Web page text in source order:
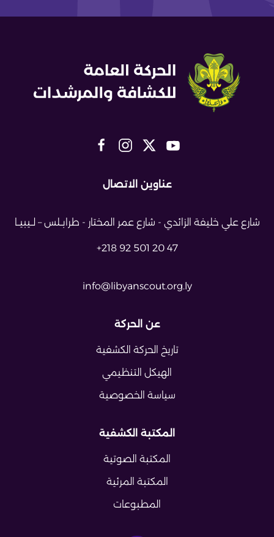
عناوين الاتصال
شارع علي خليفة الزائدي - شارع عمر المختار - طرابــلس – لــيبيــا
+218 92 501 20 47
info@libyanscout.org.ly
عن الحركة
تاريخ الحركة الكشفية
الهيكل التنظيمي
سياسة الخصوصية
المكتبة الكشفية
المكتبة الصوتية
المكتبة المرئية
المطبوعات